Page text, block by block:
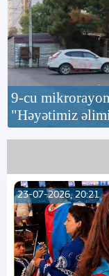
9-cu
"Həyətimiz
23-07-2026, 20:21